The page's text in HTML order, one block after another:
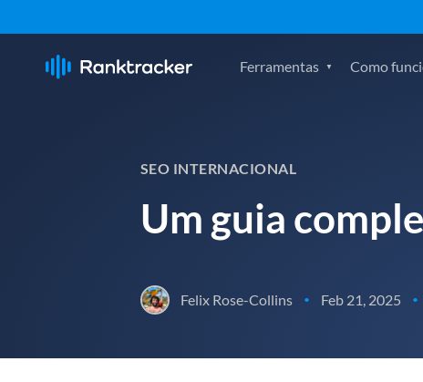
Ferramentas Como
SEO INTERNACIONAL
Um guia
Felix Rose-Collins • Feb 21, 2025 •